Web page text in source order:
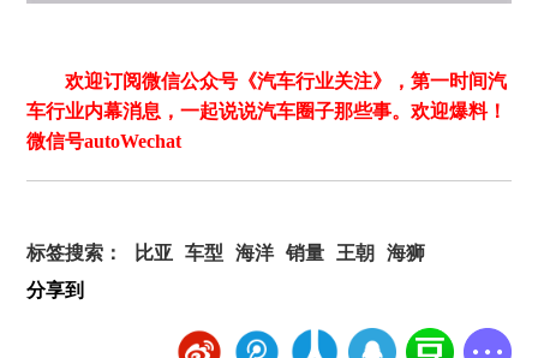
欢迎订阅微信公众号《汽车行业关注》，第一时间汽
车行业内幕消息，一起说说汽车圈子那些事。欢迎爆料！
微信号autoWechat
标签搜索： 比亚 车型 海洋 销量 王朝
海狮
分享到